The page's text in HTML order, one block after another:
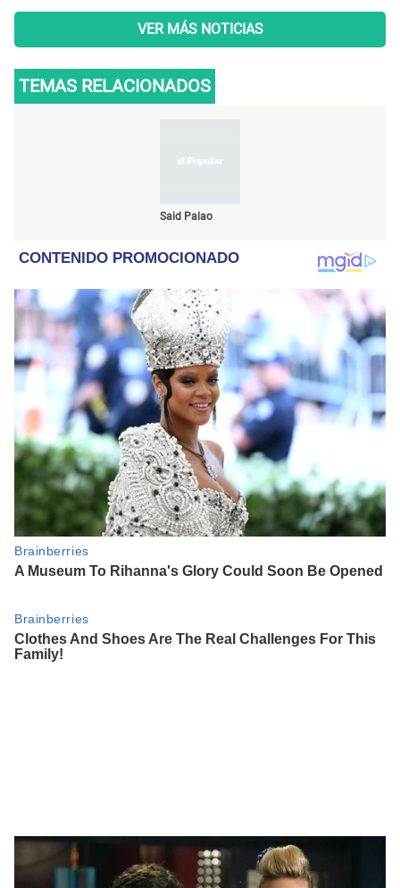
VER MÁS NOTICIAS
TEMAS RELACIONADOS
Said Palao